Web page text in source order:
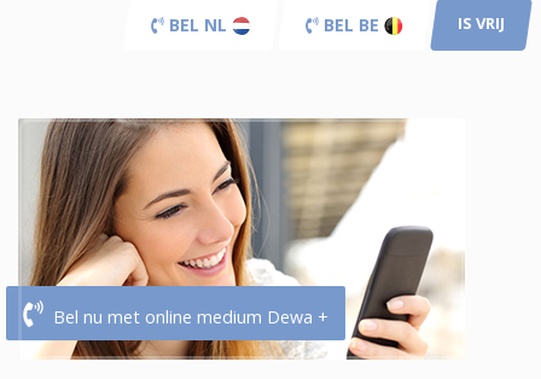
BEL NL BEL BE IS VRIJ
Bel nu met online medium Dewa +